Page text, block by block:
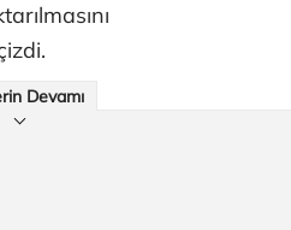
Devamı